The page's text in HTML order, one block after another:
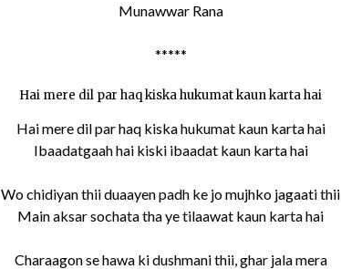
Munawwar Rana
*****
Hai mere dil par haq kiska hukumat kaun karta hai
Hai mere dil par haq kiska hukumat kaun karta hai
Ibaadatgaah hai kiski ibaadat kaun karta hai
Wo chidiyan thii duaayen padh ke jo mujhko jagaati thii
Main aksar sochata tha ye tilaawat kaun karta hai
Charaagon se hawa ki dushmani thii, ghar jala mera